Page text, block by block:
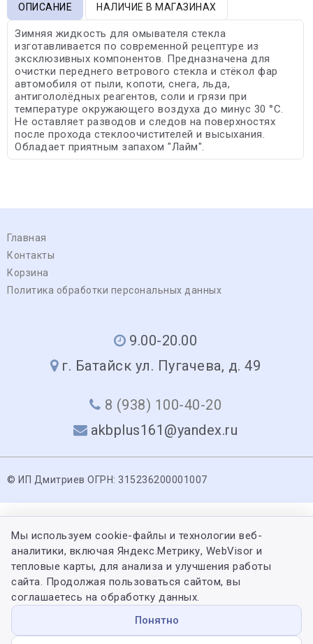
ОПИСАНИЕ НАЛИЧИЕ В МАГАЗИНАХ
Зимняя жидкость для омывателя стекла
изготавливается по современной рецептуре из
эксклюзивных компонентов. Предназначена для
очистки переднего ветрового стекла и стёкол фар
автомобиля от пыли, копоти, снега, льда,
антигололёдных реагентов, соли и грязи при
температуре окружающего воздуха до минус 30 °С.
Не оставляет разводов и следов на поверхностях
после прохода стеклоочистителей и высыхания.
Обладает приятным запахом "Лайм".
Главная
Контакты
Корзина
Политика обработки персональных данных
9.00-20.00
г. Батайск ул. Пугачева, д. 49
8 (938) 100-40-20
akbplus161@yandex.ru
© ИП Дмитриев ОГРН: 315236200001007
Мы используем cookie-файлы и технологии веб-
аналитики, включая Яндекс.Метрику, WebVisor и
тепловые карты, для анализа и улучшения работы
сайта. Продолжая пользоваться сайтом, вы
соглашаетесь на обработку данных.
Понятно